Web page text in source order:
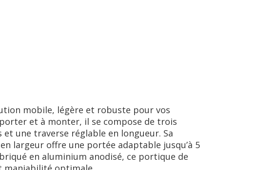
mobile, légère et robuste pour vos
et à monter, il se compose de trois
une traverse réglable en longueur. Sa
largeur offre une portée adaptable jusqu’à 5
en aluminium anodisé, ce portique de